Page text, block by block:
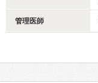
管理医師